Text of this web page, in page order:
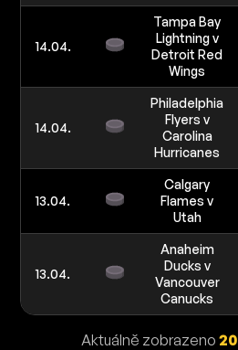
14.04.
Tampa Bay
Lightning v
Detroit Red
Wings
14.04.
Philadelphia
Flyers v
Carolina
Hurricanes
13.04.
Calgary
Flames v
Utah
13.04.
Anaheim
Ducks v
Vancouver
Canucks
Aktuálně zobrazeno 20